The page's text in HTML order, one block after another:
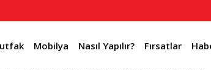
Mobilya Nasıl Yapılır? Fırsatlar